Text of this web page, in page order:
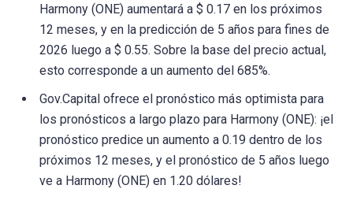
Harmony (ONE) aumentará a $ 0.17 en los próximos
12 meses, y en la predicción de 5 años para fines de
2026 luego a $ 0.55. Sobre la base del precio actual,
esto corresponde a un aumento del 685%.
Gov.Capital ofrece el pronóstico más optimista para
los pronósticos a largo plazo para Harmony (ONE): ¡el
pronóstico predice un aumento a 0.19 dentro de los
próximos 12 meses, y el pronóstico de 5 años luego
ve a Harmony (ONE) en 1.20 dólares!